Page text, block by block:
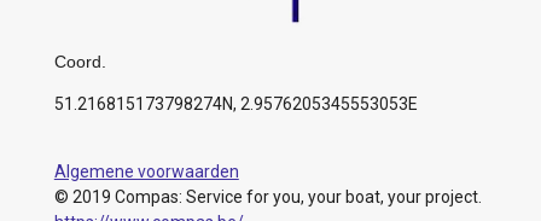
Coord.
51.216815173798274N, 2.9576205345553053E
Algemene voorwaarden
© 2019 Compas: Service for you, your boat, your project.